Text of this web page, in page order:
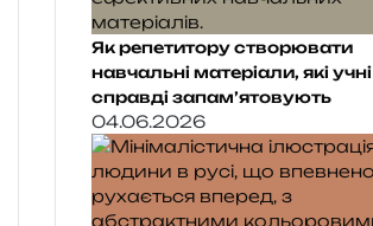
Як репетитору створювати
навчальні матеріали, які учні
справді запам’ятовують
04.06.2026